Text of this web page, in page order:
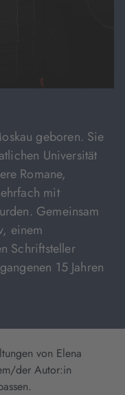
geboren. Sie
Universität
Romane,
mit
Gemeinsam
einem
Schriftsteller
15 Jahren
von Elena
der Autor:in